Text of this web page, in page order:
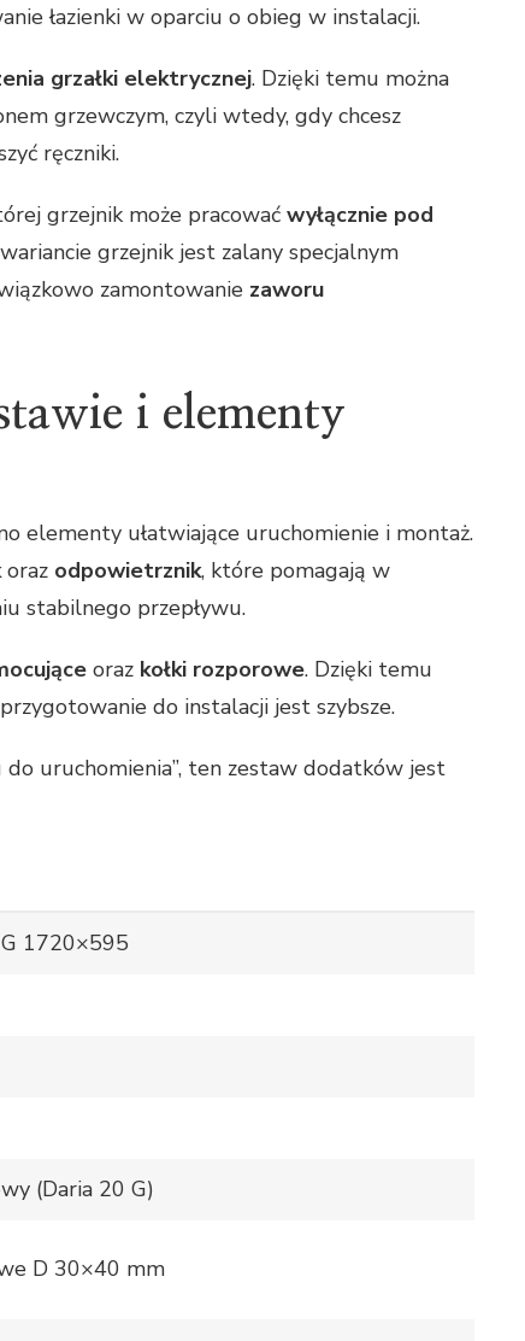
łazienki w oparciu o obieg w instalacji.
grzałki elektrycznej. Dzięki temu można
grzewczym, czyli wtedy, gdy chcesz
ręczniki.
grzejnik może pracować wyłącznie pod
grzejnik jest zalany specjalnym
zamontowanie zaworu
i elementy
elementy ułatwiające uruchomienie i montaż.
oraz odpowietrznik, które pomagają w
stabilnego przepływu.
oraz kołki rozporowe. Dzięki temu
do instalacji jest szybsze.
do uruchomienia”, ten zestaw dodatków jest
1720×595
(Daria 20 G)
D 30×40 mm